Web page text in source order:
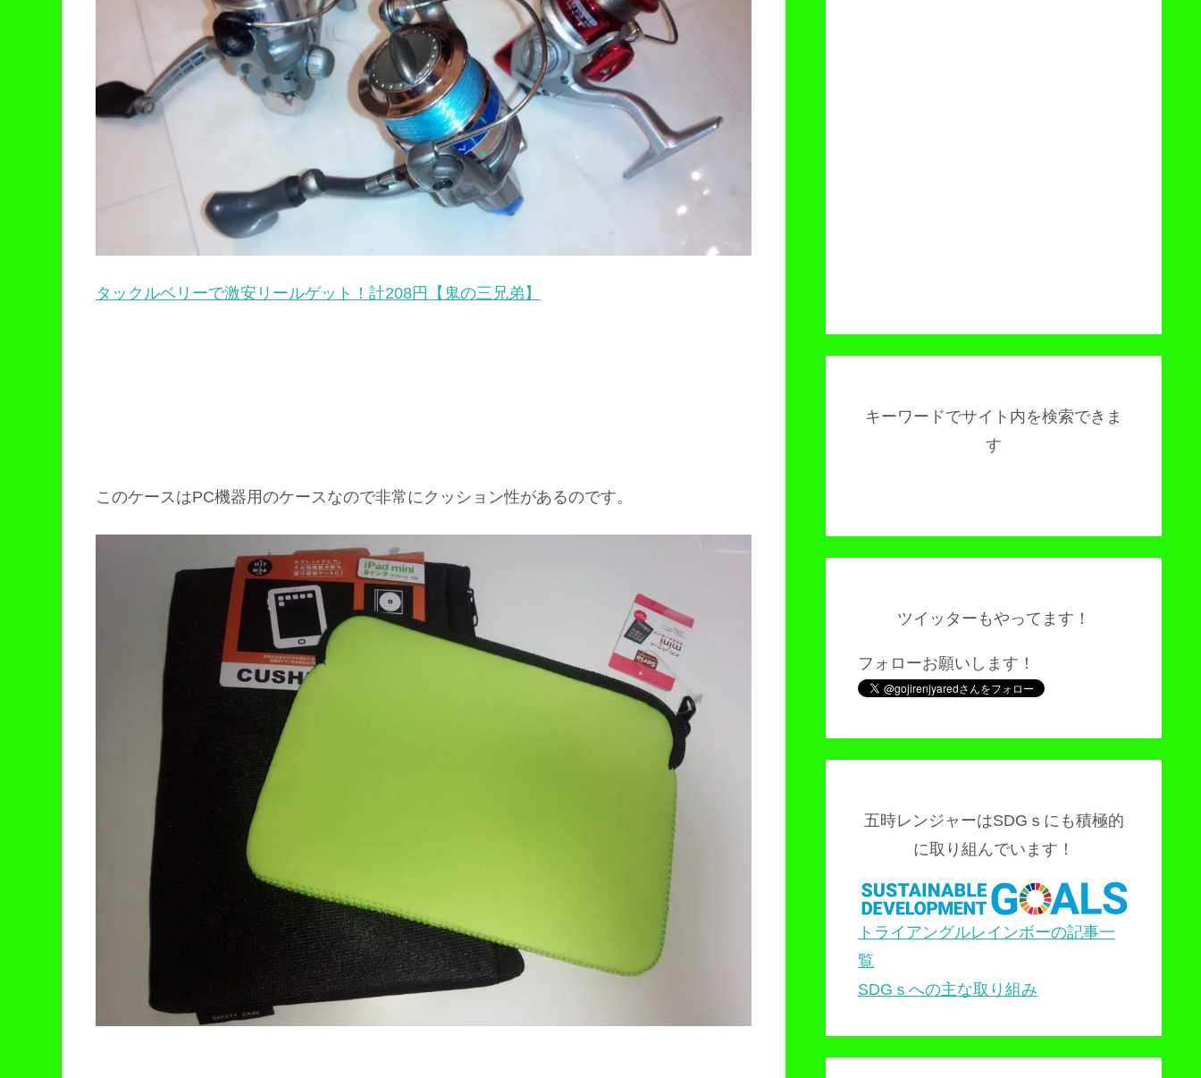
タックルベリーで激安リールゲット！計208円【鬼の三兄弟】
このケースはPC機器用のケースなので非常にクッション性があるのです。
キーワードでサイト内を検索できま
す
ツイッターもやってます！
フォローお願いします！
五時レンジャーはSDGｓにも積極的
に取り組んでいます！
トライアングルレインボーの記事一
覧
SDGｓへの主な取り組み